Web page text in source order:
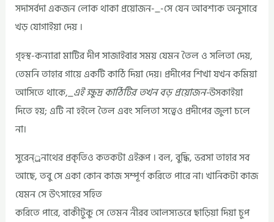
সদাসর্বদা একজন লোক থাকা প্রয়োজন-_-সে যেন আবশ্যক অনুসারে
খড় যোগাইয়া দেয় ।
গৃহস্থ-কন্যারা মাটির দীপ সাজাইবার সময় যেমন তৈল ও সলিতা দেয়,
তেমনি তাহার গায়ে একটি কাঠি দিয়া দেয়। প্রদীপের শিখা যখন কমিয়া
আসিতে থাকে,_এই ক্ষুদ্র কাঠিটির তখন বড় প্রয়োজন-উসকাইয়া
দিতে হয়; এটি না হইলে তৈল এবং সলিতা সত্বেও প্রদীপের জুলা চলে
না।
সুরেন্্রনাথের প্রকৃতিও কতকটা এইরূপ । বল, বুদ্ধি, ভরসা তাহার সব
আছে, তবু সে একা কোন কাজ সম্পূর্ণ করিতে পারে না। খানিকটা কাজ
যেমন সে উৎসাহের সহিত
করিতে পারে, বাকীটুকু সে তেমন নীরব আলস্যভরে ছাড়িয়া দিয়া চুপ